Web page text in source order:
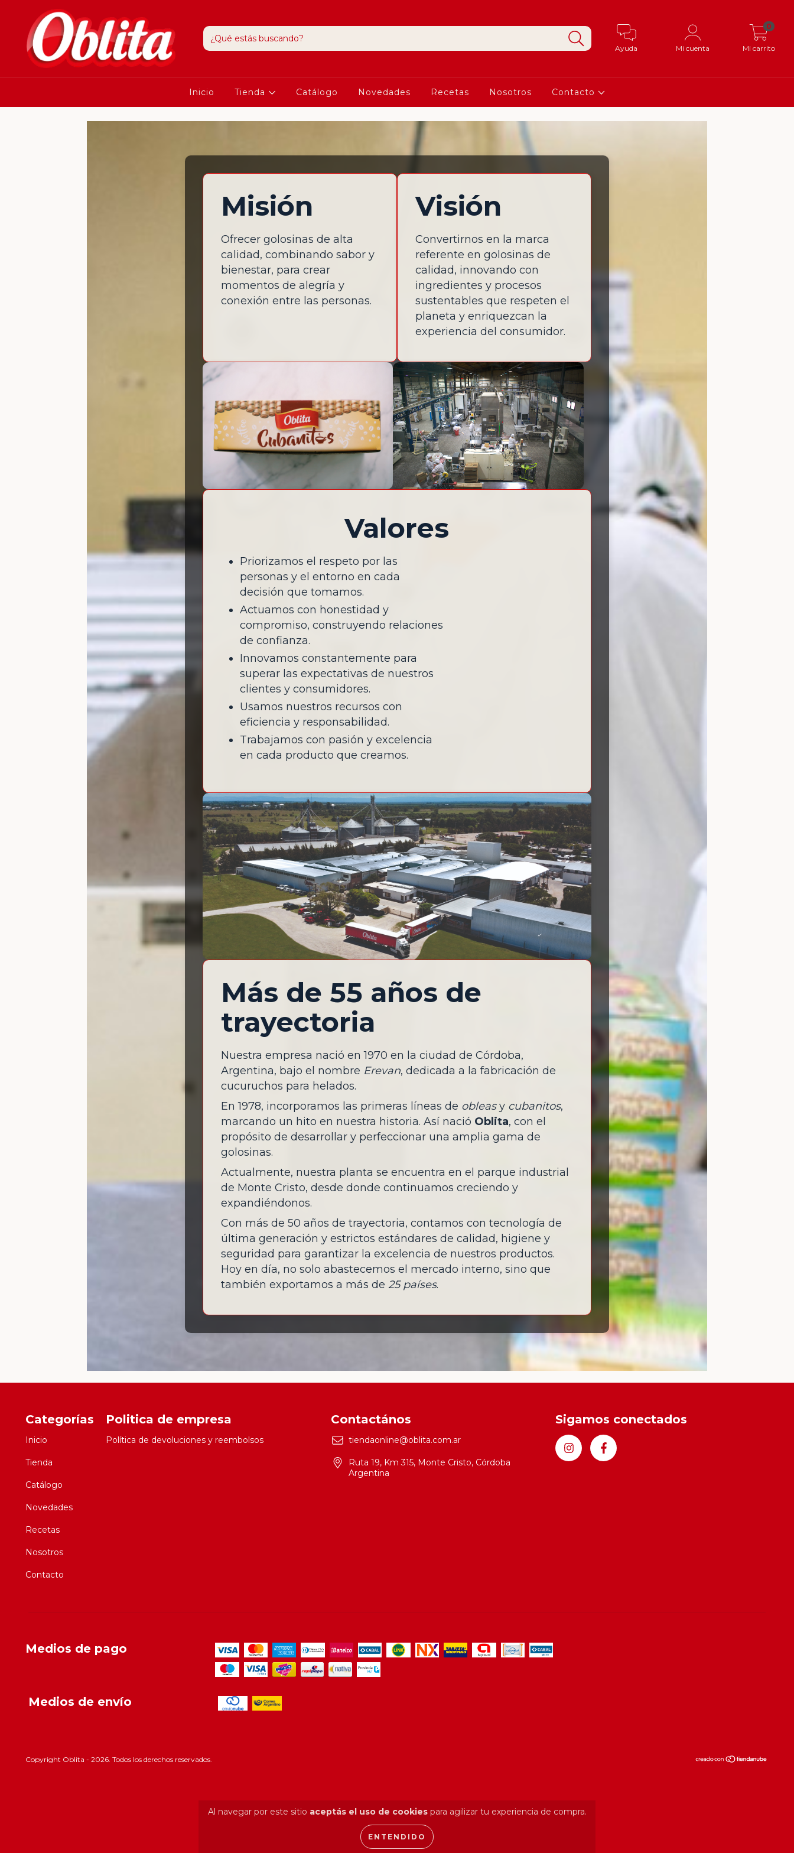
Ayuda Mi cuenta Mi carrito
0
Inicio Tienda Catálogo Novedades Recetas Nosotros Contacto
Al navegar por este sitio aceptás el uso de cookiespara agilizar tu experiencia de compra.
ENTENDIDO
Misión
Ofrecer golosinas de alta
calidad, combinando sabor y
bienestar, para crear
momentos de alegría y
conexión entre las personas.
Visión
Convertirnos en la marca
referente en golosinas de
calidad, innovando con
ingredientes y procesos
sustentables que respeten el
planeta y enriquezcan la
experiencia del consumidor.
Valores
Priorizamos el respeto por las
personas y el entorno en cada
decisión que tomamos.
Actuamos con honestidad y
compromiso, construyendo relaciones
de confianza.
Innovamos constantemente para
superar las expectativas de nuestros
clientes y consumidores.
Usamos nuestros recursos con
eficiencia y responsabilidad.
Trabajamos con pasión y excelencia
en cada producto que creamos.
Más de 55 años de
trayectoria
Nuestra empresa nació en 1970 en la ciudad de Córdoba,
Argentina, bajo el nombre Erevan, dedicada a la fabricación de
cucuruchos para helados.
En 1978, incorporamos las primeras líneas de obleasy cubanitos,
marcando un hito en nuestra historia. Así nació Oblita, con el
propósito de desarrollar y perfeccionar una amplia gama de
golosinas.
Actualmente, nuestra planta se encuentra en el parque industrial
de Monte Cristo, desde donde continuamos creciendo y
expandiéndonos.
Con más de 50 años de trayectoria, contamos con tecnología de
última generación y estrictos estándares de calidad, higiene y
seguridad para garantizar la excelencia de nuestros productos.
Hoy en día, no solo abastecemos el mercado interno, sino que
también exportamos a más de 25 países.
Categorías
Inicio
Tienda
Catálogo
Novedades
Recetas
Nosotros
Contacto
Politica de empresa
Política de devoluciones y reembolsos
Contactános
tiendaonline@oblita.com.ar
Ruta 19, Km 315, Monte Cristo, Córdoba
Argentina
Sigamos conectados
Medios de pago
Medios de envío
Copyright Oblita - 2026. Todos los derechos reservados.